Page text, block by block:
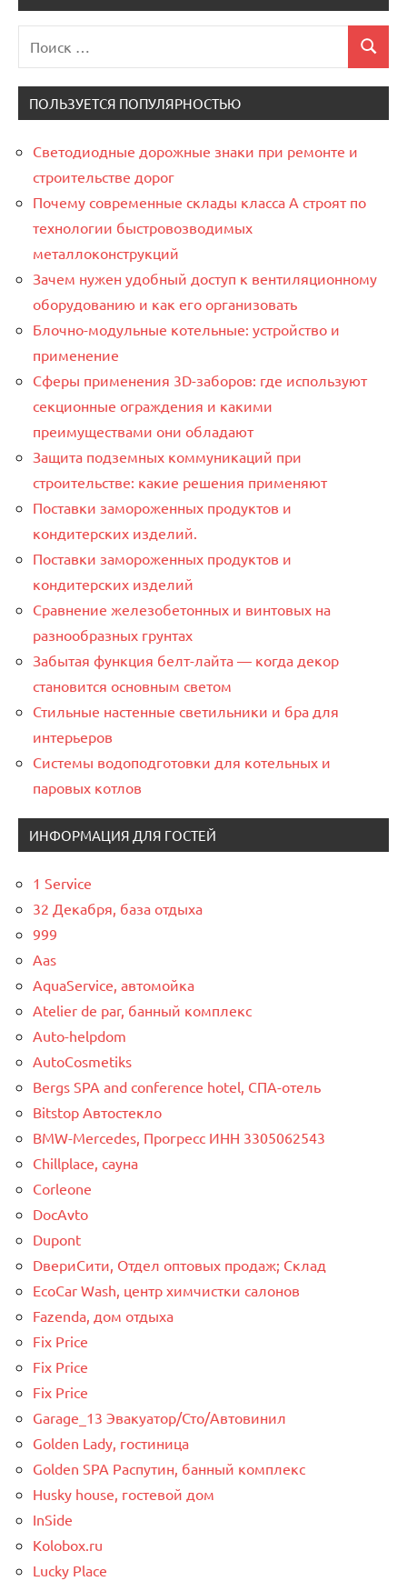
для:
Поиск
ПОЛЬЗУЕТСЯ ПОПУЛЯРНОСТЬЮ
Светодиодные дорожные знаки при ремонте и
строительстве дорог
Почему современные склады класса А строят по
технологии быстровозводимых
металлоконструкций
Зачем нужен удобный доступ к вентиляционному
оборудованию и как его организовать
Блочно-модульные котельные: устройство и
применение
Сферы применения 3D-заборов: где используют
секционные ограждения и какими
преимуществами они обладают
Защита подземных коммуникаций при
строительстве: какие решения применяют
Поставки замороженных продуктов и
кондитерских изделий.
Поставки замороженных продуктов и
кондитерских изделий
Сравнение железобетонных и винтовых на
разнообразных грунтах
Забытая функция белт-лайта — когда декор
становится основным светом
Стильные настенные светильники и бра для
интерьеров
Системы водоподготовки для котельных и
паровых котлов
ИНФОРМАЦИЯ ДЛЯ ГОСТЕЙ
1 Service
32 Декабря, база отдыха
999
Aas
AquaService, автомойка
Atelier de par, банный комплекс
Auto-helpdom
AutoCosmetiks
Bergs SPA and conference hotel, СПА-отель
Bitstop Автостекло
BMW-Mercedes, Прогресс ИНН 3305062543
Chillplace, сауна
Corleone
DocAvto
Dupont
DвериСити, Отдел оптовых продаж; Склад
EcoCar Wash, центр химчистки салонов
Fazenda, дом отдыха
Fix Price
Fix Price
Fix Price
Garage_13 Эвакуатор/Сто/Автовинил
Golden Lady, гостиница
Golden SPA Распутин, банный комплекс
Husky house, гостевой дом
InSide
Kolobox.ru
Lucky Place